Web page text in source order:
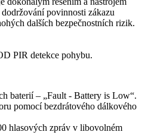
povinnosti zákazu
dalších bezpečnostních rizik.
PIR detekce pohybu.
baterií – „Fault - Battery is Low“.
pomocí bezdrátového dálkového
hlasových zpráv v libovolném